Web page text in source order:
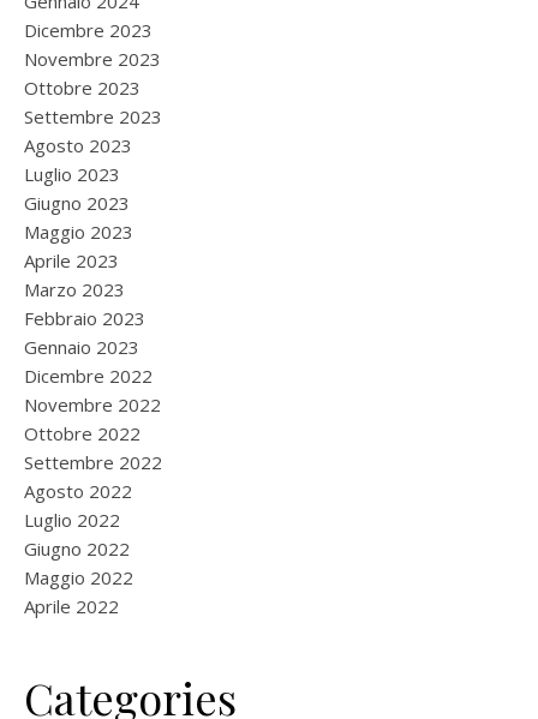
Dicembre 2023
Novembre 2023
Ottobre 2023
Settembre 2023
Agosto 2023
Luglio 2023
Giugno 2023
Maggio 2023
Aprile 2023
Marzo 2023
Febbraio 2023
Gennaio 2023
Dicembre 2022
Novembre 2022
Ottobre 2022
Settembre 2022
Agosto 2022
Luglio 2022
Giugno 2022
Maggio 2022
Aprile 2022
Categories